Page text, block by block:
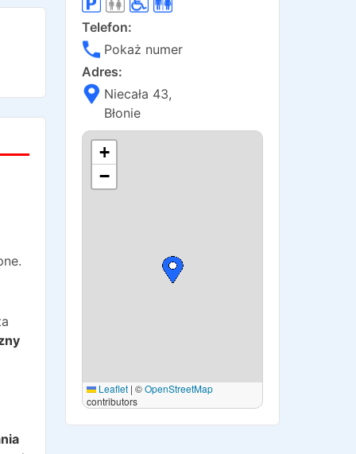
Telefon:
Pokaż numer
Adres:
Niecała 43,
Błonie
+
−
Leaflet | ©OpenStreetMap
contributors